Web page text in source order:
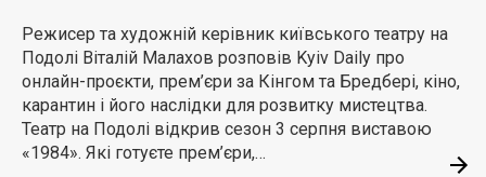
Режисер та художній керівник київського театру на
Подолі Віталій Малахов розповів Kyiv Daily про
онлайн-проєкти, прем’єри за Кінгом та Бредбері, кіно,
карантин і його наслідки для розвитку мистецтва.
Театр на Подолі відкрив сезон 3 серпня виставою
«1984». Які готуєте прем’єри,…